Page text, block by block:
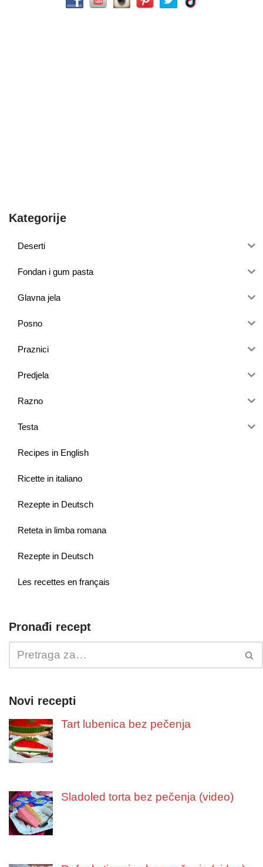
Kategorije
Deserti
Fondan i gum pasta
Glavna jela
Posno
Praznici
Predjela
Razno
Testa
Recipes in English
Ricette in italiano
Rezepte in Deutsch
Reteta in limba romana
Rezepte in Deutsch
Les recettes en français
Pronađi recept
Novi recepti
Tart lubenica bez pečenja
Sladoled torta bez pečenja (video)